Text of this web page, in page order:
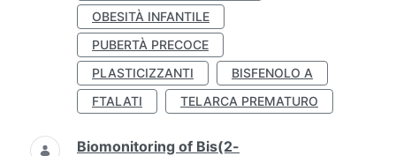
OBESITÀ INFANTILE
PUBERTÀ PRECOCE
PLASTICIZZANTI
BISFENOLO A
FTALATI
TELARCA PREMATURO
Biomonitoring of Bis(2-